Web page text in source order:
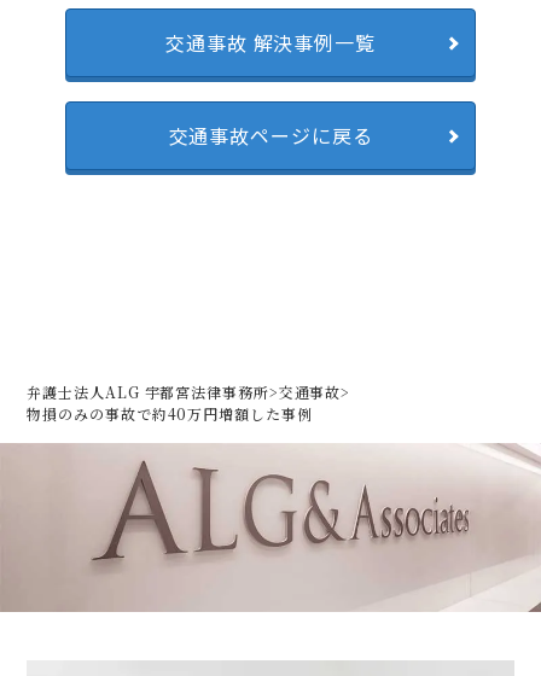
交通事故 解決事例一覧
交通事故ページに戻る
弁護士法人ALG 宇都宮法律事務所>交通事故>
物損のみの事故で約40万円増額した事例